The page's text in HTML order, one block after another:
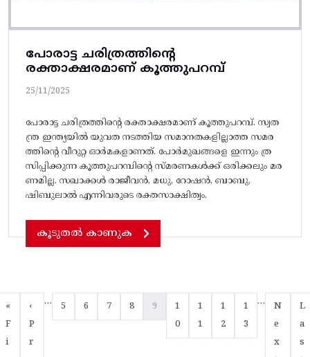
പോരാട്ട ചരിത്രത്തിന്റെ
രക്താക്ഷരമാണ് കൂത്തുപറമ്പ്
25/11/2025
പോരാട്ട ചരിത്രത്തിന്റെ രക്താക്ഷരമാണ് കൂത്തുപറമ്പ്. സ്വത
ന്ത്ര ഇന്ത്യയിൽ യുവത നടത്തിയ സമാനതകളില്ലാത്ത സമര
ത്തിന്റെ വീറുറ്റ ഓർമകളാണത്. പോർമുഖങ്ങളെ ഇന്നും ത്ര
സിപ്പിക്കുന്ന കൂത്തുപറമ്പിന്റെ സ്‌മരണകൾക്ക്‌ ഒരിക്കലും മര
ണമില്ല. സഖാക്കൾ രാജീവൻ, മധു, റോഷൻ, ബാബു,
ഷിബുലാൽ എന്നിവരുടെ രക്തസാക്ഷിത്വം.
കൂടുതൽ കാണുക
Pagination
First page
«
F
i
Previous page
‹
P
r
… Page
5 Page
6 Page
7 Page
8 Current page
9 Page
1
0
Page
1
1
Page
1
2
Page
1
3
… Next
N
e
x
L
a
s